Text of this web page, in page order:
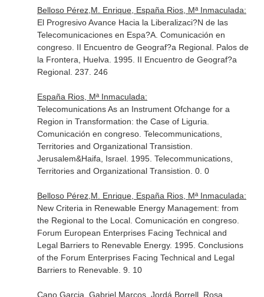
Belloso Pérez,M. Enrique, España Rios, Mª Inmaculada:
El Progresivo Avance Hacia la Liberalizaci?N de las
Telecomunicaciones en Espa?A. Comunicación en
congreso. II Encuentro de Geograf?a Regional. Palos de
la Frontera, Huelva. 1995. II Encuentro de Geograf?a
Regional. 237. 246
España Rios, Mª Inmaculada:
Telecomunications As an Instrument Ofchange for a
Region in Transformation: the Case of Liguria.
Comunicación en congreso. Telecommunications,
Territories and Organizational Transistion.
Jerusalem&Haifa, Israel. 1995. Telecommunications,
Territories and Organizational Transistion. 0. 0
Belloso Pérez,M. Enrique, España Rios, Mª Inmaculada:
New Criteria in Renewable Energy Management: from
the Regional to the Local. Comunicación en congreso.
Forum European Enterprises Facing Technical and
Legal Barriers to Renevable Energy. 1995. Conclusions
of the Forum Enterprises Facing Technical and Legal
Barriers to Renevable. 9. 10
Cano Garcia, Gabriel Marcos, Jordá Borrell, Rosa